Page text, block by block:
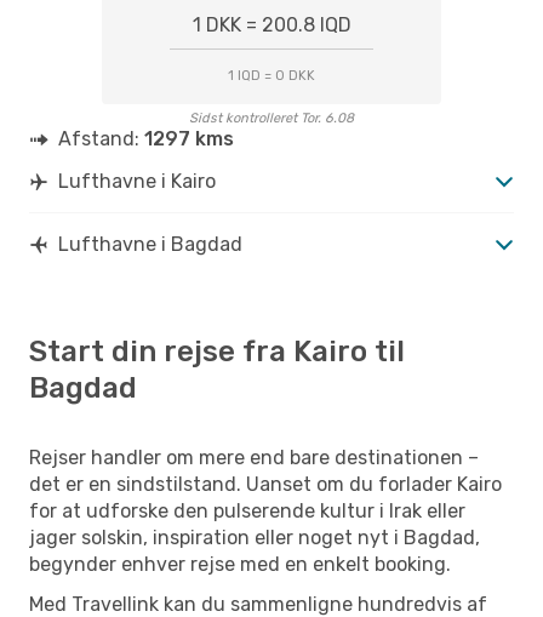
1 DKK = 200.8 IQD
1 IQD = 0 DKK
Sidst kontrolleret Tor. 6.08
Afstand: 1297 kms
Lufthavne i Kairo
Lufthavne i Bagdad
Start din rejse fra Kairo til
Bagdad
Rejser handler om mere end bare destinationen –
det er en sindstilstand. Uanset om du forlader Kairo
for at udforske den pulserende kultur i Irak eller
jager solskin, inspiration eller noget nyt i Bagdad,
begynder enhver rejse med en enkelt booking.
Med Travellink kan du sammenligne hundredvis af